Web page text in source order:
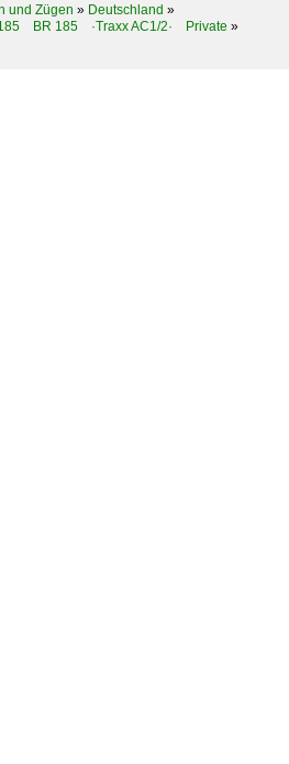
und Zügen » Deutschland »
BR 185 ·Traxx AC1/2· Private »